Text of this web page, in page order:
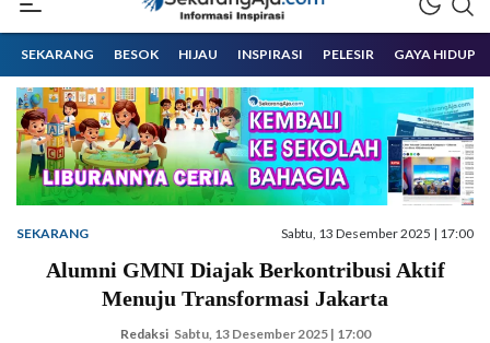
Sekarangaja
Informasi Inspirasi Malang Raya
SEKARANG BESOK HIJAU INSPIRASI PELESIR GAYA HIDUP
SEKARANG Sabtu, 13 Desember 2025 | 17:00
Alumni GMNI Diajak Berkontribusi Aktif
Menuju Transformasi Jakarta
Redaksi Sabtu, 13 Desember 2025 | 17:00